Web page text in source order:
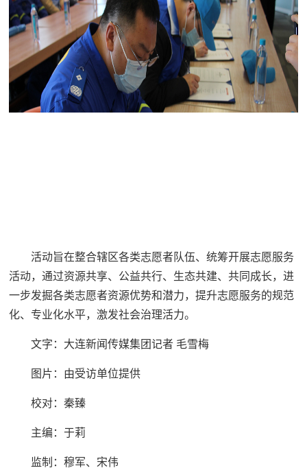
活动旨在整合辖区各类志愿者队伍、统筹开展志愿服务
活动，通过资源共享、公益共行、生态共建、共同成长，进
一步发掘各类志愿者资源优势和潜力，提升志愿服务的规范
化、专业化水平，激发社会治理活力。
文字：大连新闻传媒集团记者 毛雪梅
图片：由受访单位提供
校对：秦臻
主编：于莉‍‍‍
监制：穆军、宋伟